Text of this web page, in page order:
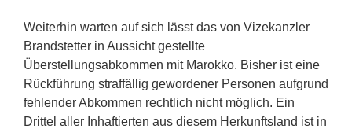
Weiterhin warten auf sich lässt das von Vizekanzler
Brandstetter in Aussicht gestellte
Überstellungsabkommen mit Marokko. Bisher ist eine
Rückführung straffällig gewordener Personen aufgrund
fehlender Abkommen rechtlich nicht möglich. Ein
Drittel aller Inhaftierten aus diesem Herkunftsland ist in